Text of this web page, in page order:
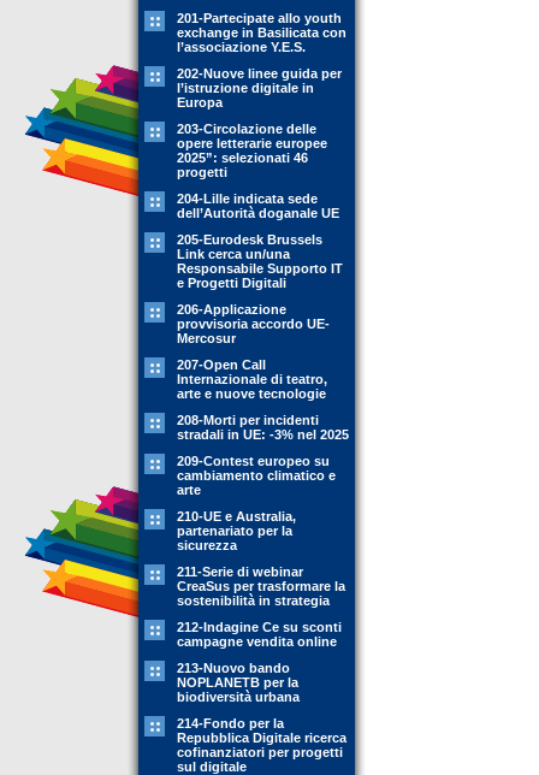
201-Partecipate allo youth
exchange in Basilicata con
l’associazione Y.E.S.
202-Nuove linee guida per
l’istruzione digitale in
Europa
203-Circolazione delle
opere letterarie europee
2025”: selezionati 46
progetti
204-Lille indicata sede
dell’Autorità doganale UE
205-Eurodesk Brussels
Link cerca un/una
Responsabile Supporto IT
e Progetti Digitali
206-Applicazione
provvisoria accordo UE-
Mercosur
207-Open Call
Internazionale di teatro,
arte e nuove tecnologie
208-Morti per incidenti
stradali in UE: -3% nel 2025
209-Contest europeo su
cambiamento climatico e
arte
210-UE e Australia,
partenariato per la
sicurezza
211-Serie di webinar
CreaSus per trasformare la
sostenibilità in strategia
212-Indagine Ce su sconti
campagne vendita online
213-Nuovo bando
NOPLANETB per la
biodiversità urbana
214-Fondo per la
Repubblica Digitale ricerca
cofinanziatori per progetti
sul digitale